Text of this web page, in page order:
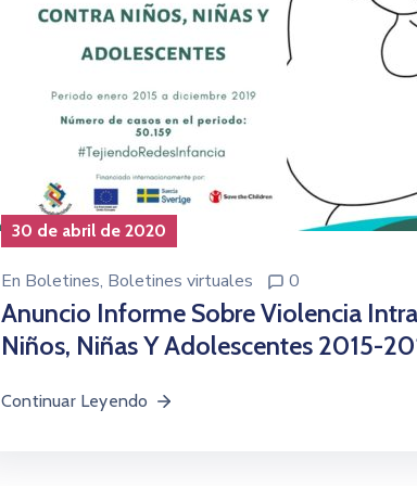
30 de abril de 2020
En Boletines‚ Boletines virtuales 0
Anuncio Informe Sobre Violencia
Niños, Niñas Y Adolescentes 2015-
Continuar Leyendo